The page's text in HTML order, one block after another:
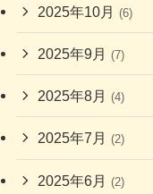
2025年10月 (6)
2025年9月 (7)
2025年8月 (4)
2025年7月 (2)
2025年6月 (2)